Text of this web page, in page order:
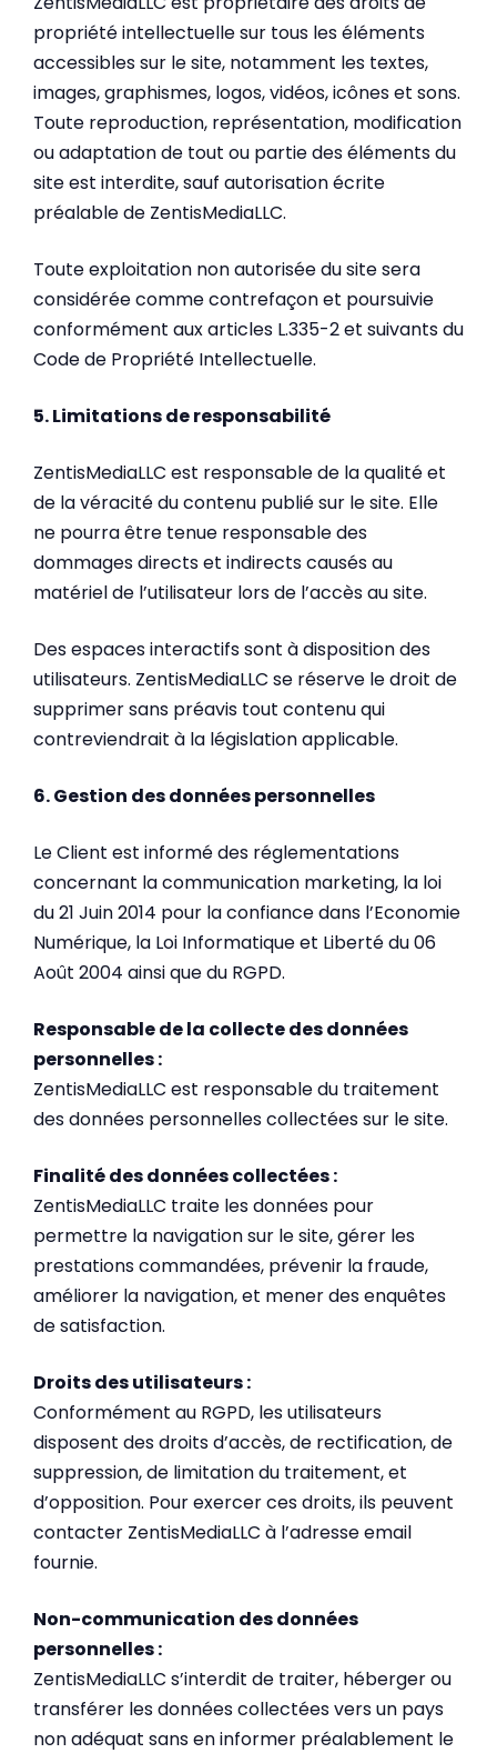
propriété intellectuelle sur tous les éléments
accessibles sur le site, notamment les textes,
images, graphismes, logos, vidéos, icônes et sons.
Toute reproduction, représentation, modification
ou adaptation de tout ou partie des éléments du
site est interdite, sauf autorisation écrite
préalable de ZentisMediaLLC.
Toute exploitation non autorisée du site sera
considérée comme contrefaçon et poursuivie
conformément aux articles L.335-2 et suivants du
Code de Propriété Intellectuelle.
5. Limitations de responsabilité
ZentisMediaLLC est responsable de la qualité et
de la véracité du contenu publié sur le site. Elle
ne pourra être tenue responsable des
dommages directs et indirects causés au
matériel de l’utilisateur lors de l’accès au site.
Des espaces interactifs sont à disposition des
utilisateurs. ZentisMediaLLC se réserve le droit de
supprimer sans préavis tout contenu qui
contreviendrait à la législation applicable.
6. Gestion des données personnelles
Le Client est informé des réglementations
concernant la communication marketing, la loi
du 21 Juin 2014 pour la confiance dans l’Economie
Numérique, la Loi Informatique et Liberté du 06
Août 2004 ainsi que du RGPD.
Responsable de la collecte des données
personnelles :
ZentisMediaLLC est responsable du traitement
des données personnelles collectées sur le site.
Finalité des données collectées :
ZentisMediaLLC traite les données pour
permettre la navigation sur le site, gérer les
prestations commandées, prévenir la fraude,
améliorer la navigation, et mener des enquêtes
de satisfaction.
Droits des utilisateurs :
Conformément au RGPD, les utilisateurs
disposent des droits d’accès, de rectification, de
suppression, de limitation du traitement, et
d’opposition. Pour exercer ces droits, ils peuvent
contacter ZentisMediaLLC à l’adresse email
fournie.
Non-communication des données
personnelles :
ZentisMediaLLC s’interdit de traiter, héberger ou
transférer les données collectées vers un pays
non adéquat sans en informer préalablement le